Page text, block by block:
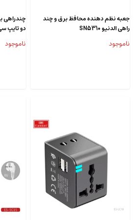
جعبه نظم دهنده محافظ برق و چند
راهی الدنیو SN5310
ناموجود
چندراهی
00
ناموجود